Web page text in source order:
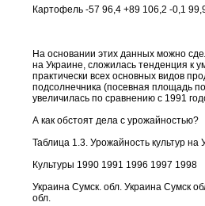
Картофель -57 96,4 +89 106,2 -0,1
На основании этих данных можно
на Украине, сложилась тенденция к
практически всех основных видов
подсолнечника (посевная площадь
увеличилась по сравнению с 1991
А как обстоят дела с урожайностью?
Таблица 1.3. Урожайность культур на
Культуры 1990 1991 1996 1997 1998
Украина Сумск. обл. Украина Сумск
обл.